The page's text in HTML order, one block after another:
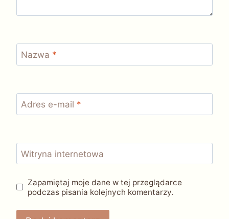
Nazwa *
Adres e-mail *
Witryna internetowa
Zapamiętaj moje dane w tej przeglądarce
podczas pisania kolejnych komentarzy.